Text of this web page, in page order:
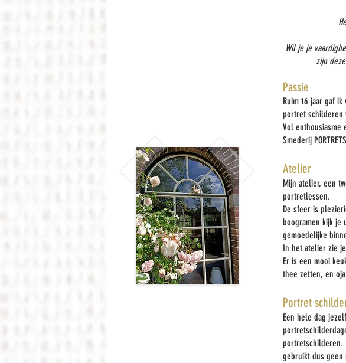
Wil je je
zijn
Passie
Ruim 16 jaar gaf
portret schilderen
Vol enthousiasme
Smederij
Atelier
Mijn atelier, een
portretlessen.
De sfeer is
boogramen kijk je
gemoedelijke
In het atelier zie
Er is een mooi
thee zetten, en
Portret
Een hele dag
portretschilderen.
gebruikt dus geen